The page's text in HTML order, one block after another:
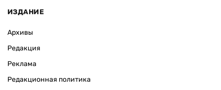
ИЗДАНИЕ
Архивы
Редакция
Реклама
Редакционная политика